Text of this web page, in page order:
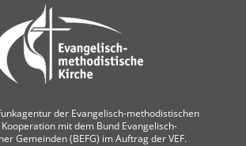
der Evangelisch-methodistischen
mit dem Bund Evangelisch-
Gemeinden (BEFG) im Auftrag der VEF.